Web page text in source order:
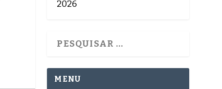
2026
MENU